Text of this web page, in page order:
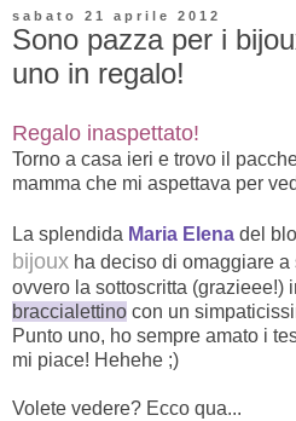
sabato 21 aprile 2012
Sono pazza per i
uno in regalo!
Regalo inaspettato!
Torno a casa ieri e trovo il
mamma che mi aspettava per
La splendida Maria Elena del
bijoux ha deciso di omaggiare
ovvero la sottoscritta (grazieee!)
braccialettino con un
Punto uno, ho sempre amato i
mi piace! Hehehe ;)
Volete vedere? Ecco qua...